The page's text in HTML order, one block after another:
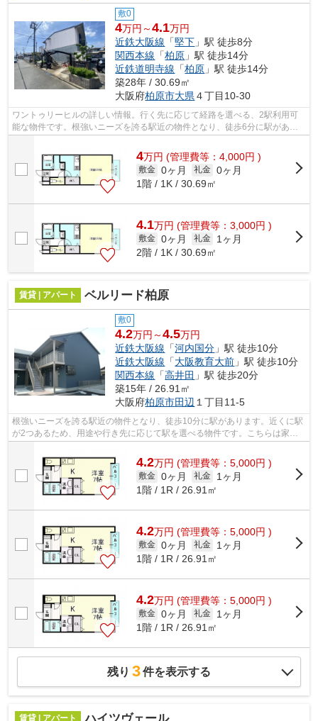
敷0
4万円～4.1万円
近鉄大阪線 「堅下 」駅 徒歩8分
関西本線 「柏原 」駅 徒歩14分
近鉄道明寺線 「柏原 」駅 徒歩14分
築28年 / 30.69㎡
大阪府柏原市大県４丁目10-30
ワントゥリーヒルの詳しい情報。行く先に応じて経路を選べる、2駅利用可
能な物件です。根強いニーズを誇る駅近の物件となり、徒歩6分に駅があり
4万円 (管理費等：4,000円 )
敷金 0ヶ月 礼金 0ヶ月
1階 / 1K / 30.69㎡
4.1万円 (管理費等：3,000円 )
敷金 0ヶ月 礼金
1ヶ月
2階 / 1K / 30.69㎡
賃貸 | アパート ベルリード柏原
敷0
4.2万円～4.5万円
近鉄大阪線 「河内国分 」駅 徒歩10分
近鉄大阪線 「大阪教育大前 」駅 徒歩10分
関西本線 「高井田 」駅 徒歩20分
築15年 / 26.91㎡
大阪府柏原市田辺 １丁目11-5
根強いニーズを誇る駅近の物件となり、徒歩10分に駅があります。近くに駅
が2つあるため、用途や行き先に応じて駅を選べる物件です。こちらは家賃
4.2万円 (管理費等：5,000円 )
敷金 0ヶ月 礼金
1ヶ月
1階 / 1R / 26.91㎡
4.2万円 (管理費等：5,000円 )
敷金 0ヶ月 礼金
1ヶ月
1階 / 1R / 26.91㎡
4.2万円 (管理費等：5,000円 )
敷金 0ヶ月 礼金
1ヶ月
1階 / 1R / 26.91㎡
残り 3件を表示する
賃貸 | アパート